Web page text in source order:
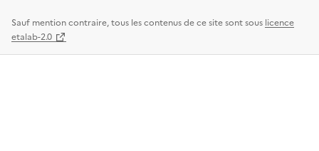
Sauf mention contraire, tous les contenus de ce site sont sous licence
etalab-2.0